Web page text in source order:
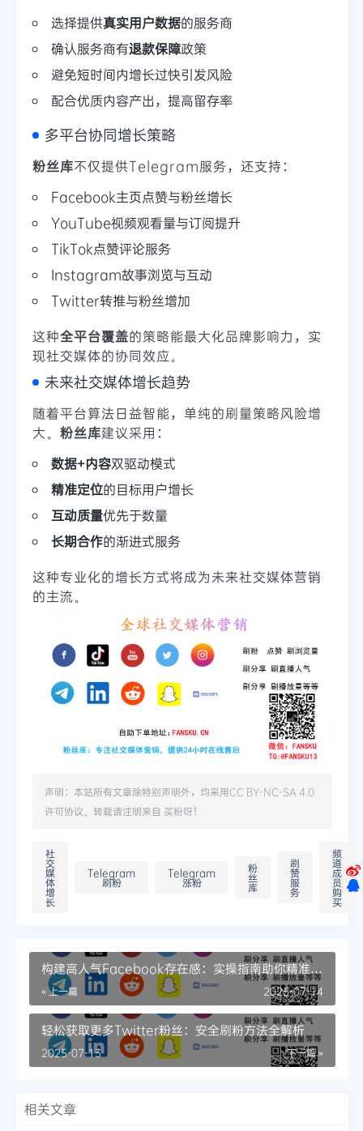
选择提供真实用户数据的服务商
确认服务商有退款保障政策
避免短时间内增长过快引发风险
配合优质内容产出，提高留存率
多平台协同增长策略
粉丝库不仅提供Telegram服务，还支持：
Facebook主页点赞与粉丝增长
YouTube视频观看量与订阅提升
TikTok点赞评论服务
Instagram故事浏览与互动
Twitter转推与粉丝增加
这种全平台覆盖的策略能最大化品牌影响力，实
现社交媒体的协同效应。
未来社交媒体增长趋势
随着平台算法日益智能，单纯的刷量策略风险增
大。 粉丝库建议采用：
数据+内容双驱动模式
精准定位的目标用户增长
互动质量优先于数量
长期合作的渐进式服务
这种专业化的增长方式将成为未来社交媒体营销
的主流。
声明：本站所有文章除特别声明外，均采用CC BY-NC-SA 4.0
许可协议。转载请注明来自 买粉呀！
社
交
媒
体
增
长
Telegram
刷粉
Telegram
涨粉
粉
丝
库
刷
赞
服
务
频
道
成
员
购
买
构建高人气Facebook存在感：实操指南助你精准引
入浏览量
« 上一篇 2025-07-14
轻松获取更多Twitter粉丝：安全刷粉方法全解析
下一篇 »
2025-07-13
相关文章